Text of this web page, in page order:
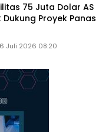
75 Juta Dolar AS
Proyek Panas
Juli 2026 08:20